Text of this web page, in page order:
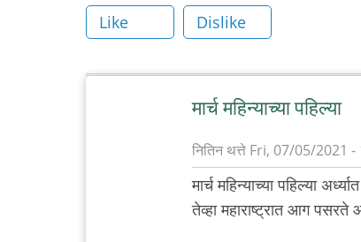
Like Dislike
मार्च महिन्याच्या पहिल्या
नितिन थत्ते Fri, 07/05/2021 -
मार्च महिन्याच्या पहिल्या
तेव्हा महाराष्ट्रात आग पसरते